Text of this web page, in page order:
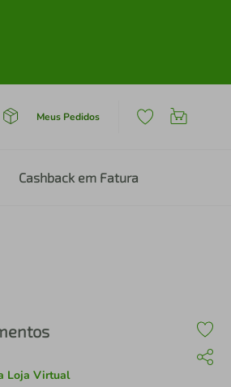
Meus Pedidos
Cashback em Fatura
Loja Virtual